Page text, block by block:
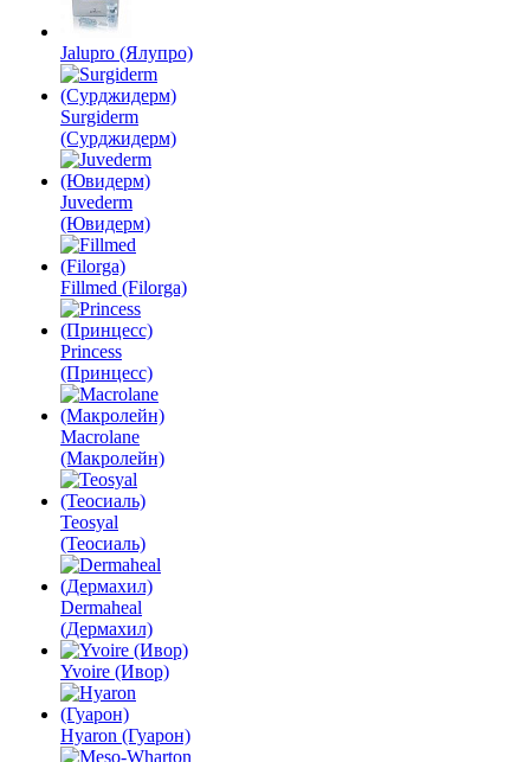
Jalupro (Ялупро)
Surgiderm
(Сурджидерм)
Juvederm
(Ювидерм)
Fillmed (Filorga)
Princess
(Принцесс)
Macrolane
(Макролейн)
Teosyal
(Теосиаль)
Dermaheal
(Дермахил)
Yvoire (Ивор)
Hyaron (Гуарон)